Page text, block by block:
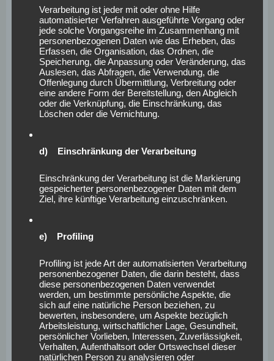
bereits gesetzte Cookies jederzeit über einen
Internetbrowser oder andere Softwareprogramme
gelöscht werden. Dies ist in allen gängigen
Internetbrowsern möglich. Deaktiviert die betroffene
Person die Setzung von Cookies in dem genutzten
Internetbrowser, sind unter Umständen nicht alle
Funktionen unserer Internetseite vollumfänglich
nutzbar.
<h4>Erfassung von allgemeinen Daten und
Informationen</h4>
Internetseite durch eine betroffene Person oder ein
automatisiertes System eine Reihe von allgemeinen
Daten und Informationen. Diese allgemeinen Daten und
Informationen werden in den Logfiles des Servers
gespeichert. Erfasst werden können die (1) verwendeten
System verwendete Betriebssystem, (3) die
Internetseite, von welcher ein zugreifendes System auf
unsere Internetseite gelangt (sogenannte Referrer), (4)
die Unterwebseiten, welche über ein zugreifendes
System auf unserer Internetseite angesteuert werden,
(5) das Datum und die Uhrzeit eines Zugriffs auf die
Verarbeitung ist jeder mit oder ohne Hilfe
automatisierter Verfahren ausgeführte Vorgang oder
jede solche Vorgangsreihe im Zusammenhang mit
personenbezogenen Daten wie das Erheben, das
Erfassen, die Organisation, das Ordnen, die
Speicherung, die Anpassung oder Veränderung, das
Auslesen, das Abfragen, die Verwendung, die
Offenlegung durch Übermittlung, Verbreitung oder
eine andere Form der Bereitstellung, den Abgleich
oder die Verknüpfung, die Einschränkung, das
Löschen oder die Vernichtung.
d) Einschränkung der Verarbeitung
Einschränkung der Verarbeitung ist die Markierung
gespeicherter personenbezogener Daten mit dem
Ziel, ihre künftige Verarbeitung einzuschränken.
e) Profiling
Profiling ist jede Art der automatisierten Verarbeitung
personenbezogener Daten, die darin besteht, dass
diese personenbezogenen Daten verwendet
werden, um bestimmte persönliche Aspekte, die
sich auf eine natürliche Person beziehen, zu
bewerten, insbesondere, um Aspekte bezüglich
Arbeitsleistung, wirtschaftlicher Lage, Gesundheit,
persönlicher Vorlieben, Interessen, Zuverlässigkeit,
Verhalten, Aufenthaltsort oder Ortswechsel dieser
natürlichen Person zu analysieren oder